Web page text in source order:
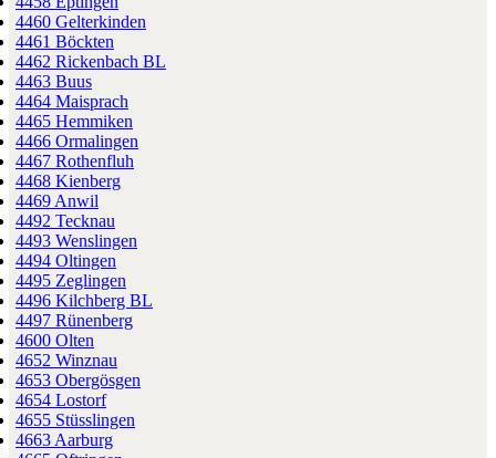
4460 Gelterkinden
4461 Böckten
4462 Rickenbach BL
4463 Buus
4464 Maisprach
4465 Hemmiken
4466 Ormalingen
4467 Rothenfluh
4468 Kienberg
4469 Anwil
4492 Tecknau
4493 Wenslingen
4494 Oltingen
4495 Zeglingen
4496 Kilchberg BL
4497 Rünenberg
4600 Olten
4652 Winznau
4653 Obergösgen
4654 Lostorf
4655 Stüsslingen
4663 Aarburg